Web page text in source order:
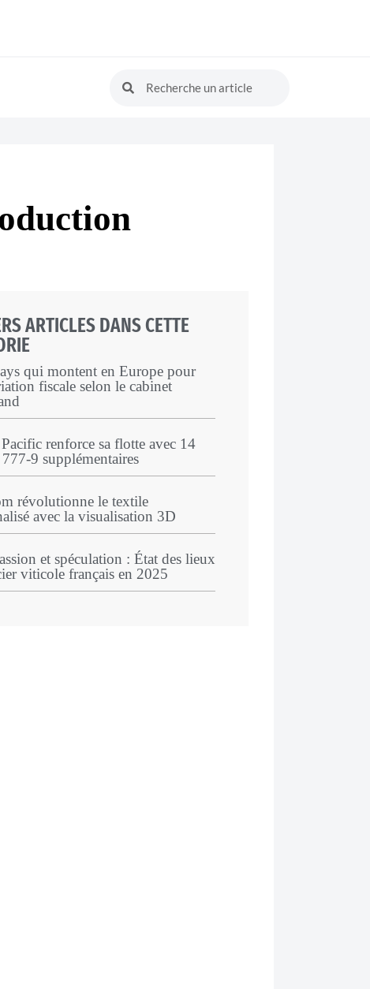
ARTICLES DANS CETTE
qui montent en Europe pour
fiscale selon le cabinet
renforce sa flotte avec 14
supplémentaires
révolutionne le textile
avec la visualisation 3D
et spéculation : État des lieux
viticole français en 2025